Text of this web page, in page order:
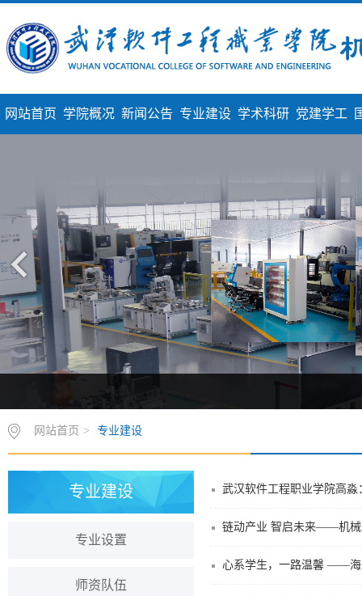
网站首页 学院概况 新闻公告 专业建设 学术科研 党建学工
网站首页 > 专业建设
专业建设
专业设置
师资队伍
武汉软件工程职业学院高淼
链动产业 智启未来——机械
心系学生，一路温馨 ——海